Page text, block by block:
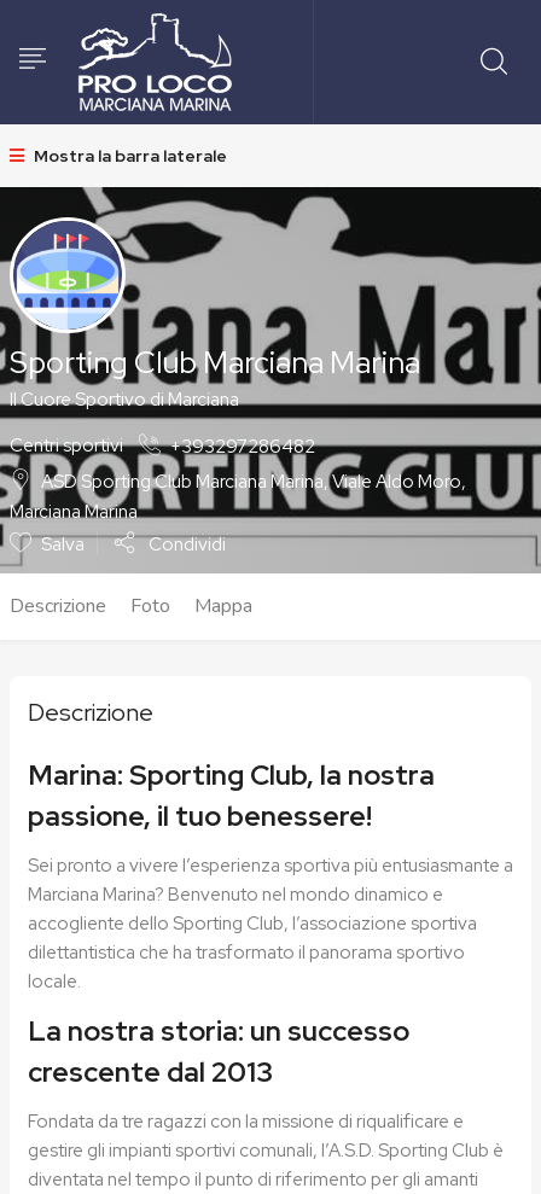
Mostra la barra laterale
Sporting Club Marciana Marina
Il Cuore Sportivo di Marciana
Centri sportivi
+393297286482
ASD Sporting Club Marciana Marina, Viale Aldo Moro,
Marciana Marina
Salva
Condividi
Descrizione Foto Mappa
Descrizione
Marina: Sporting Club, la nostra
passione, il tuo benessere!
Sei pronto a vivere l’esperienza sportiva più entusiasmante a
Marciana Marina? Benvenuto nel mondo dinamico e
accogliente dello Sporting Club, l’associazione sportiva
dilettantistica che ha trasformato il panorama sportivo
locale.
La nostra storia: un successo
crescente dal 2013
Fondata da tre ragazzi con la missione di riqualificare e
gestire gli impianti sportivi comunali, l’A.S.D. Sporting Club è
diventata nel tempo il punto di riferimento per gli amanti